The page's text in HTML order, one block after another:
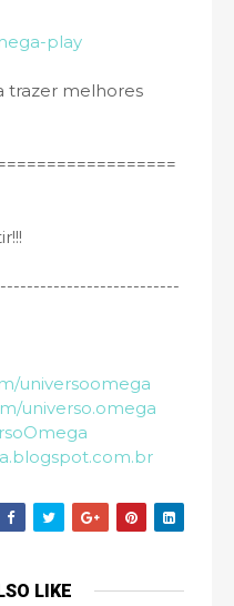
play
trazer melhores
­­-------------------
universoomega
universo.omega
LIKE